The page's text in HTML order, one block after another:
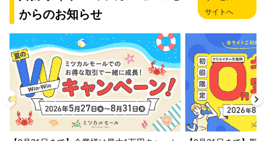
からのお知らせ
サイトへ